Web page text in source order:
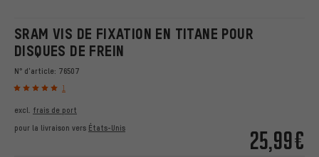
SRAM VIS DE FIXATION EN TITANE POUR
DISQUES DE FREIN
N° d'article: 76507
1
25,99€
excl. frais de port
pour la livraison vers États-Unis